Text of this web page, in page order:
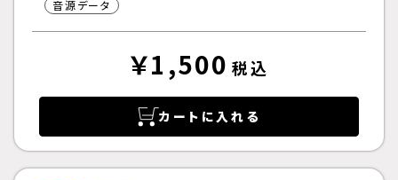
音源データ
￥1,500 税込
カートに入れる